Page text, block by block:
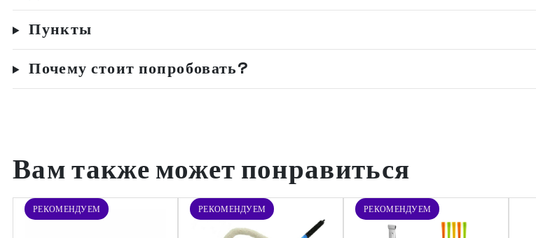
Пункты
Почему стоит попробовать?
Вам также может понравиться
РЕКОМЕНДУЕМ РЕКОМЕНДУЕМ РЕКОМЕНДУЕМ